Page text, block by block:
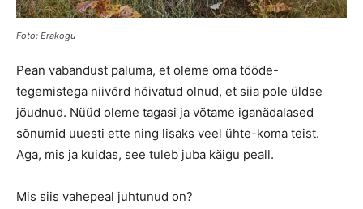
Foto: Erakogu
Pean vabandust paluma, et oleme oma tööde-
tegemistega niivõrd hõivatud olnud, et siia pole üldse
jõudnud. Nüüd oleme tagasi ja võtame iganädalased
sõnumid uuesti ette ning lisaks veel ühte-koma teist.
Aga, mis ja kuidas, see tuleb juba käigu peall.
Mis siis vahepeal juhtunud on?